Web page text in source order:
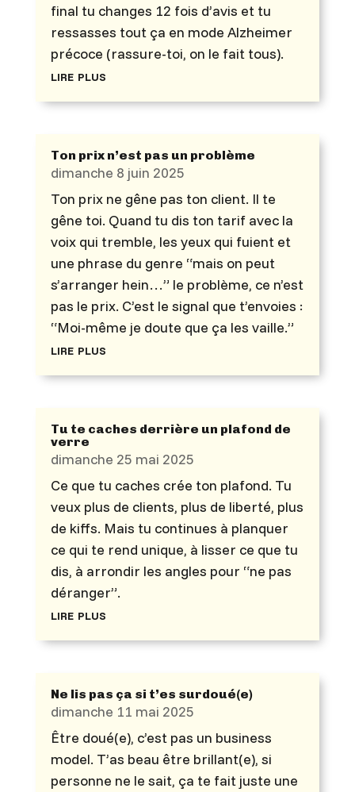
final tu changes 12 fois d’avis et tu
ressasses tout ça en mode Alzheimer
précoce (rassure-toi, on le fait tous).
lire plus
Ton prix n’est pas un problème
dimanche 8 juin 2025
Ton prix ne gêne pas ton client. Il te
gêne toi. Quand tu dis ton tarif avec la
voix qui tremble, les yeux qui fuient et
une phrase du genre “mais on peut
s’arranger hein…” le problème, ce n’est
pas le prix. C’est le signal que t’envoies :
“Moi-même je doute que ça les vaille.”
lire plus
Tu te caches derrière un plafond de
verre
dimanche 25 mai 2025
Ce que tu caches crée ton plafond. Tu
veux plus de clients, plus de liberté, plus
de kiffs. Mais tu continues à planquer
ce qui te rend unique, à lisser ce que tu
dis, à arrondir les angles pour “ne pas
déranger”.
lire plus
Ne lis pas ça si t’es surdoué(e)
dimanche 11 mai 2025
Être doué(e), c’est pas un business
model. T’as beau être brillant(e), si
personne ne le sait, ça te fait juste une